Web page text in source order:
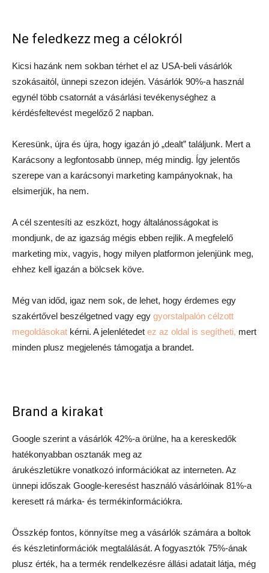
Ne feledkezz meg a célokról
Kicsi hazánk nem sokban térhet el az USA-beli vásárlók
szokásaitól, ünnepi szezon idején. Vásárlók 90%-a használ
egynél több csatornát a vásárlási tevékenységhez a
kérdésfeltevést megelőző 2 napban.
Keresünk, újra és újra, hogy igazán jó „dealt” találjunk. Mert a
Karácsony a legfontosabb ünnep, még mindig. Így jelentős
szerepe van a karácsonyi marketing kampányoknak, ha
elsimerjük, ha nem.
A cél szentesíti az eszközt, hogy általánosságokat is
mondjunk, de az igazság mégis ebben rejlik. A megfelelő
marketing mix, vagyis, hogy milyen platformon jelenjünk meg,
ehhez kell igazán a bölcsek köve.
Még van időd, igaz nem sok, de lehet, hogy érdemes egy
szakértővel beszélgetned vagy egy gyorstalpalón célzott
megoldásokat kérni. A jelenlétedet ez az oldal is segítheti, mert
minden plusz megjelenés támogatja a brandet.
Brand a kirakat
Google szerint a vásárlók 42%-a örülne, ha a kereskedők
hatékonyabban osztanák meg az
árukészletükre vonatkozó információkat az interneten. Az
ünnepi időszak Google-keresést használó vásárlóinak 81%-a
keresett rá márka- és termékinformációkra.
Összkép fontos, könnyítse meg a vásárlók számára a boltok
és készletinformációk megtalálását. A fogyasztók 75%-ának
plusz érték, ha a termék rendelkezésre állási adatait látja, még